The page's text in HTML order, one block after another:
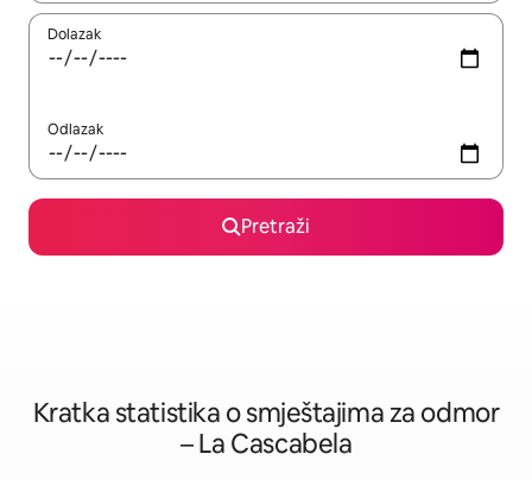
Dolazak
Odlazak
Pretraži
Kratka statistika o smještajima za odmor
– La Cascabela